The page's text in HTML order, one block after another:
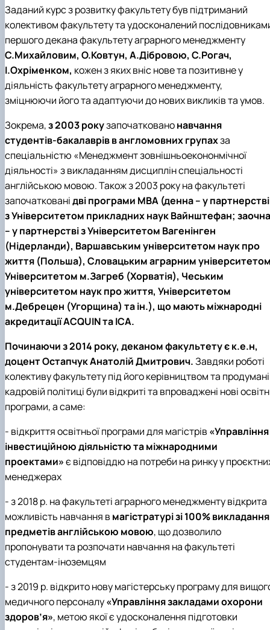
Заданий курс з розвитку факультету був підтриманий
колективом факультету та удосконалений
першого декана факультету аграрного менеджменту
С.Михайловим, О.Ковтун, А.Дібровою, С.Рогач,
І.Охріменком, кожен з яких вніс нове та позитивне у
діяльність факультету аграрного менеджменту,
зміцнюючи його та адаптуючи до нових викликів та умов.
Зокрема,з 2003 рокузапочаткованонавчання
студентів-бакалаврів в англомовних групахза
спеціальністю «Менеджмент зовнішньоекононмічної
діяльності» з викладанням дисциплін спеціальності
англійською мовою. Також з 2003 року на факультеті
започаткованідві програми МВА (денна – у партнерстві
з Університетом прикладних наук Вайнштефан; заочна
– у партнерстві з Університетом Вагенінген
(Нідерланди), Варшавським університетом наук про
життя (Польша), Словацьким аграрним
Університетом м.Загреб (Хорватія), Чеським
університетом наук про життя, Університетом
м.Дебрецен (Угорщина) та ін.), що мають міжнародні
акредитації ACQUIN та ICA.
Починаючи з 2014 року, деканом факультету є к.е.н,
доцент Остапчук Анатолій Дмитрович.Завдяки роботі
колективу факультету під його керівництвом та
кадровій політиці були відкриті та впроваджені нові
програми, а саме:
- відкриття освітньої програми для магістрів «Управління
інвестиційною діяльністю та міжнародними
проектами»є відповіддю на потреби на ринку у
менеджерах
- з 2018 р. на факультеті аграрного менеджменту відкрита
можливість навчання в магістратурі зі 100% викладання
предметів англійською мовою, що дозволило
пропонувати та розпочати навчання на факультеті
студентам-іноземцям
- з 2019 р. відкрито нову магістерську програму для
медичного персоналу«Управління закладами охорони
здоров’я», метою якої є удосконалення підготовки